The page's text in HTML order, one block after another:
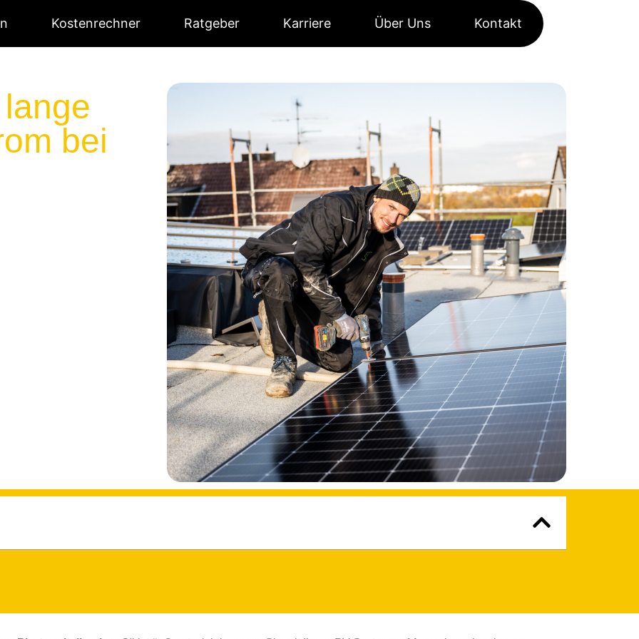
Kostenrechner Ratgeber Karriere Über Uns Kontakt
bei